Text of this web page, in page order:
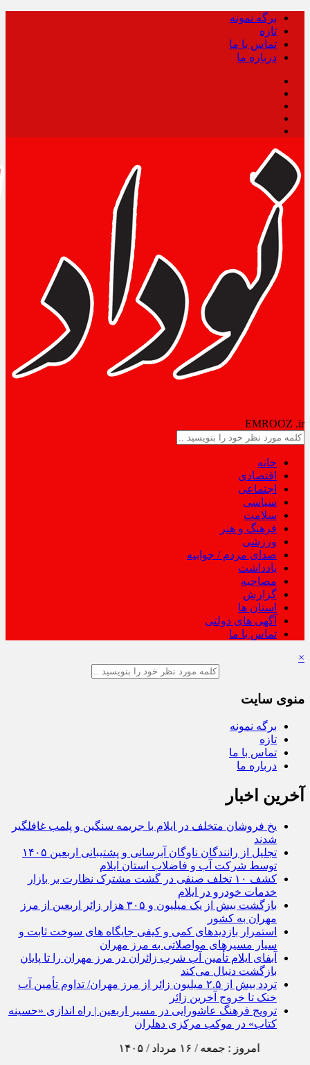
برگه نمونه
تازه
تماس با ما
درباره ما
EMROOZ .ir
خانه
اقتصادی
اجتماعی
سیاسی
سلامت
فرهنگ و هنر
ورزشی
صدای مردم / جوابیه
یادداشت
مصاحبه
گزارش
استان ها
آگهی های دولتی
تماس با ما
×
منوی سایت
برگه نمونه
تازه
تماس با ما
درباره ما
آخرین اخبار
یخ‌ فروشان متخلف در ایلام با جریمه سنگین و پلمب غافلگیر
شدند
تجلیل از رانندگان ناوگان آبرسانی و پشتیبانی اربعین ۱۴۰۵
توسط شرکت آب و فاضلاب استان ایلام
کشف ۱۰ تخلف صنفی در گشت مشترک نظارت بر بازار
خدمات خودرو در ایلام
بازگشت بیش از یک میلیون و ۳۰۵ هزار زائر اربعین از مرز
مهران به کشور
استمرار بازدیدهای کمی و کیفی جایگاه‌ های سوخت ثابت و
سیار مسیرهای مواصلاتی به مرز مهران
آبفای ایلام تأمین آب شرب زائران در مرز مهران را تا پایان
بازگشت دنبال می‌کند
تردد بیش از ۲.۵ میلیون زائر از مرز مهران/ تداوم تأمین آب
خنک تا خروج آخرین زائر
ترویج فرهنگ عاشورایی در مسیر اربعین | راه‌ اندازی «حسینه
کتاب» در موکب مرکزی دهلران
امروز : جمعه / ۱۶ مرداد / ۱۴۰۵